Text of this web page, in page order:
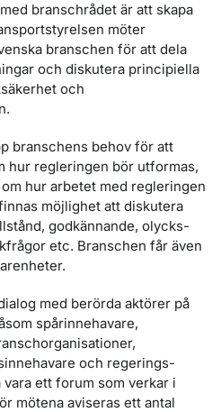
branschrådet är att skapa
möter
branschen för att dela
och diskutera principiella
och
branschens behov för att
hur regleringen bör utformas,
hur arbetet med regleringen
möjlighet att diskutera
godkännande, olycks­
etc. Branschen får även
med berörda aktörer på
spårinnehavare,
och regerings­
ett forum som verkar i
mötena aviseras ett antal